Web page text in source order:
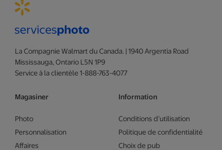
La Compagnie Walmart du Canada. | 1940 Argentia Road
Mississauga, Ontario L5N 1P9
Service à la clientèle 1-888-763-4077
Magasiner
Photo
Personnalisation
Affaires
Information
Conditions d’utilisation
Politique de confidentialité
Choix de pub